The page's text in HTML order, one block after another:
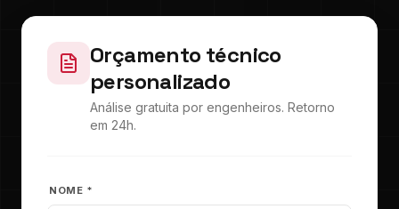
Orçamento técnico
personalizado
Análise gratuita por engenheiros. Retorno
em 24h.
NOME *